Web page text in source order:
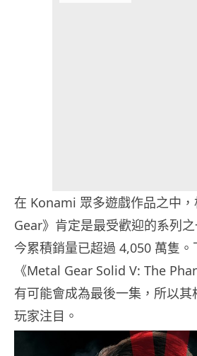
在 Konami 眾多遊戲作品之中
Gear》肯定是最受歡迎的系列
今累積銷量已超過 4,050 萬隻。
《Metal Gear Solid V: The
有可能會成為最後一集，所以
玩家注目。